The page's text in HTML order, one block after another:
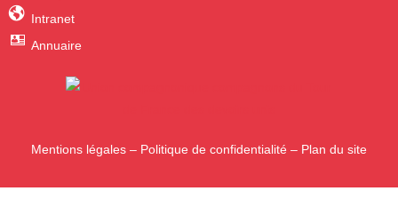
Intranet
Annuaire
Mentions légales – Politique de confidentialité – Plan du site